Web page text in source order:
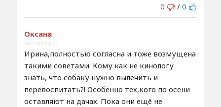
0
/ 0
Оксана
14:21 / 10.1.2022
Ирина,полностью согласна и тоже возмущена
такими советами. Кому как не кинологу
знать, что собаку нужно вылечить и
перевоспитать?! Особенно тех,кого по осени
оставляют на дачах. Пока они ещё не